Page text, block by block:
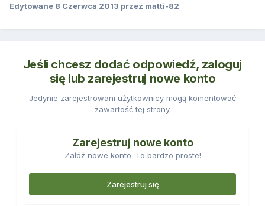
Edytowane 8 Czerwca 2013 przez matti-82
Jeśli chcesz dodać odpowiedź, zaloguj
się lub zarejestruj nowe konto
Jedynie zarejestrowani użytkownicy mogą komentować
zawartość tej strony.
Zarejestruj nowe konto
Załóż nowe konto. To bardzo proste!
Zarejestruj się